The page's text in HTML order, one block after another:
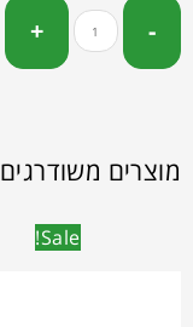
מוצרים משודרגים
Sale!